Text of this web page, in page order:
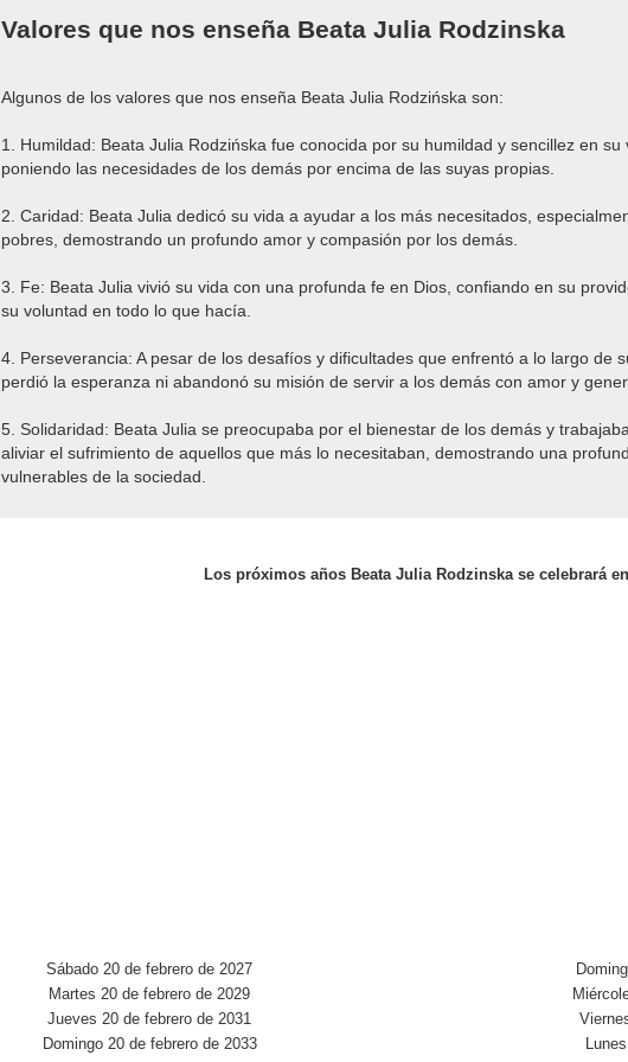
Valores que nos enseña Beata Julia Rodzinska
Algunos de los valores que nos enseña Beata Julia Rodzińska son:
1. Humildad: Beata Julia Rodzińska fue conocida por su humildad y sencillez en su
poniendo las necesidades de los demás por encima de las suyas propias.
2. Caridad: Beata Julia dedicó su vida a ayudar a los más necesitados,
pobres, demostrando un profundo amor y compasión por los demás.
3. Fe: Beata Julia vivió su vida con una profunda fe en Dios, confiando en su
su voluntad en todo lo que hacía.
4. Perseverancia: A pesar de los desafíos y dificultades que enfrentó a lo largo de
perdió la esperanza ni abandonó su misión de servir a los demás con amor y
5. Solidaridad: Beata Julia se preocupaba por el bienestar de los demás y
aliviar el sufrimiento de aquellos que más lo necesitaban, demostrando una
vulnerables de la sociedad.
Los próximos años Beata Julia Rodzinska se celebrará en
Sábado 20 de febrero de 2027
Martes 20 de febrero de 2029
Jueves 20 de febrero de 2031
Domingo 20 de febrero de 2033